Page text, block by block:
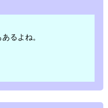
るよね。